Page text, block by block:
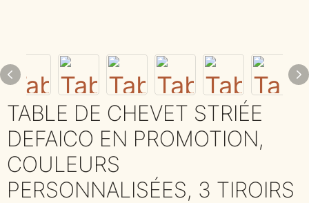
TABLE DE CHEVET STRIÉE
DEFAICO EN PROMOTION,
COULEURS
PERSONNALISÉES, 3 TIROIRS